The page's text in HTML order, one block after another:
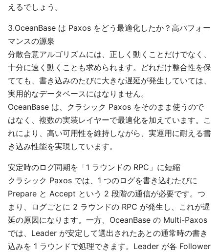
えるでしょう。
3.OceanBase は Paxos をどう最適化したか？高パフォー
マンスの源泉
分散合意アルゴリズムには、正しく動くことだけでなく、
十分に速く動くことも求められます。どれだけ整合性を保
てても、書き込みのたびに大きな遅延が発生していては、
実用的なデータベースにはなりません。
OceanBase は、クラシック Paxos をそのまま使うので
はなく、複数の実装レイヤーで最適化を加えています。こ
れにより、高い可用性を維持しながら、実運用に耐える書
き込み性能を実現しています。
安定時のログ同期を「1 ラウンドの RPC」に短縮
クラシック Paxos では、1 つのログを書き込むたびに
Prepare と Accept という 2 段階の通信が必要です。つ
まり、ログごとに 2 ラウンドの RPC が発生し、これが遅
延の原因になります。一方、OceanBase の Multi-Paxos
では、Leader が安定して選出されたあとの通常時の書き
込みを 1 ラウンドで処理できます。Leader が各 Follower